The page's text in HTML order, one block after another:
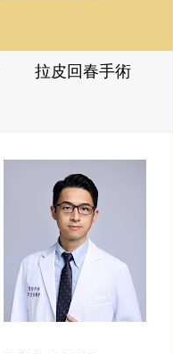
拉皮回春手術